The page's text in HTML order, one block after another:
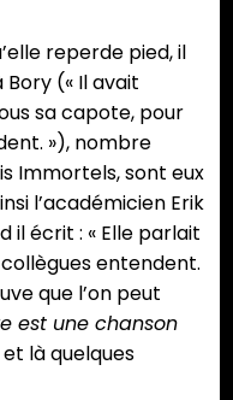
reperde pied, il
(« Il avait
sa capote, pour
»), nombre
Immortels, sont eux
l’académicien Erik
écrit : « Elle parlait
entendent.
que l’on peut
est une chanson
là quelques